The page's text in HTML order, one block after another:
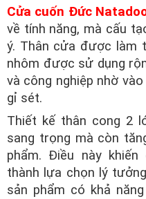
Cửa cuốn Đức
về tính năng, mà cấu
ý. Thân cửa được làm
nhôm được sử dụng
và công nghiệp nhờ
gỉ sét.
Thiết kế thân cong 2
sang trọng mà còn
phẩm. Điều này
thành lựa chọn lý
sản phẩm có khả